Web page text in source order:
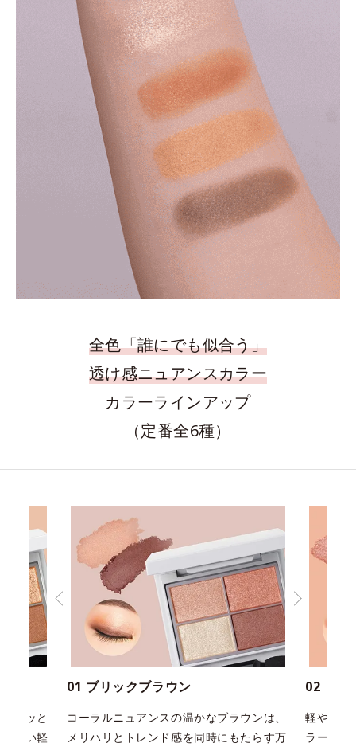
全色「誰にでも似合う」
透け感ニュアンスカラー
カラーラインアップ
（定番全6種）
パッと
ない軽
01 ブリックブラウン
コーラルニュアンスの温かなブラウンは、
メリハリとトレンド感を同時にもたらす万
02 ビタ
軽やかな
ラーリン